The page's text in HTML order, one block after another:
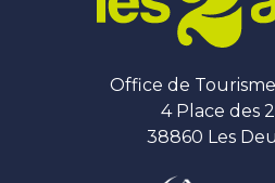
Office de
4 Place des
38860 Les